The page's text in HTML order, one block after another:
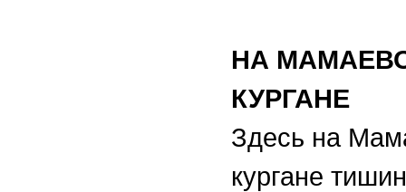
НА
КУРГАНЕ
Здесь на
кургане